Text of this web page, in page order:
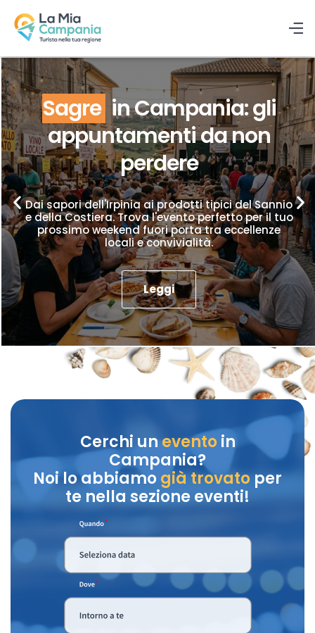
Sagre in Campania: gli
appuntamenti da non
perdere
Dai sapori dell'Irpinia ai prodotti tipici del Sannio
e della Costiera. Trova l'evento perfetto per il tuo
prossimo weekend fuori porta tra eccellenze
locali e convivialità.
Leggi
Cerchi unevento in
Campania?
Noi lo abbiamo già trovatoper
te nella sezione eventi!